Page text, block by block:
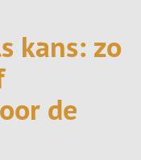
kans: zo
de